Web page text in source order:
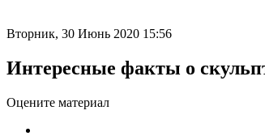
Вторник, 30 Июнь 2020 15:56
Интересные факты о
Оцените материал